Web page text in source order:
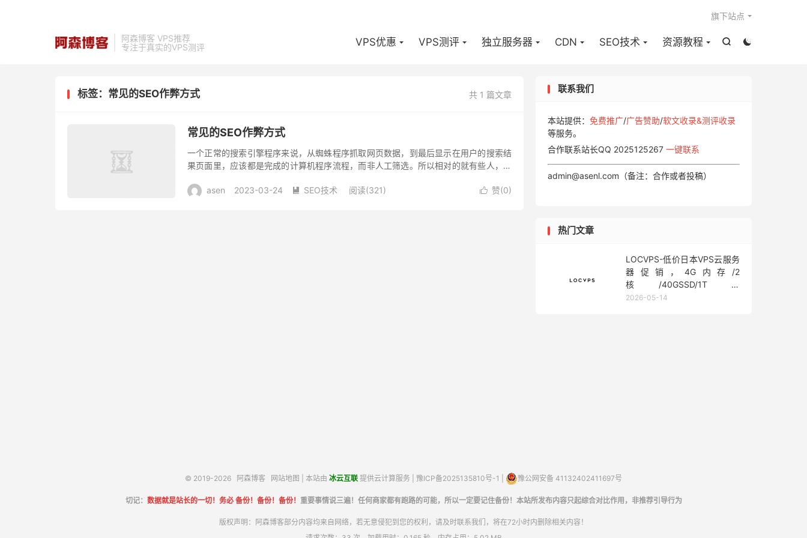
阿森博客 VPS推荐
专注于真实的VPS测评


VPS优惠 VPS测评 独立服务器 CDN SEO技术 资源教程
旗下站点
共 1 篇文章
标签：常见的SEO作弊方式
常见的SEO作弊方式
一个正常的搜索引擎程序来说，从蜘蛛程序抓取网页数据，到最后显示在用户的搜索结
果页面里，应该都是完成的计算机程序流程，而非人工筛选。所以相对的就有些人，会
引起搜索引擎...
 赞(0)
asen 2023-03-24  SEO技术 阅读(321)
联系我们
本站提供： 免费推广/广告赞助/软文收录&测评收录
等服务。
合作联系站长QQ 2025125267 一键联系
admin@asenl.com（备注：合作或者投稿）
热门文章
LOCVPS-低价日本VPS云服务
器促销，4G内存/2
核/40GSSD/1T流
量/450Mbps带宽，低至36元/
2026-05-14
© 2019-2026 阿森博客 网站地图 | 本站由 冰云互联 提供云计算服务 | 豫ICP备2025135810号-1 豫公网安备 41132402411697号
切记： 数据就是站长的一切！务必 备份！备份！备份！ 重要事情说三遍！任何商家都有跑路的可能，所以一定要记住备份！本站所发布内容只起综合对比作用，非推荐引导行为
版权声明：阿森博客部分内容均来自网络，若无意侵犯到您的权利，请及时联系我们，将在72小时内删除相关内容！